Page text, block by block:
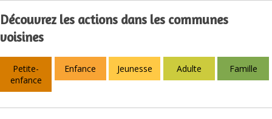
Découvrez les actions dans les communes
voisines
Petite-
enfance
Enfance Jeunesse Adulte Famille